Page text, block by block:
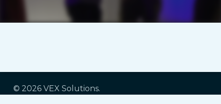
© 2026 VEX Solutions.